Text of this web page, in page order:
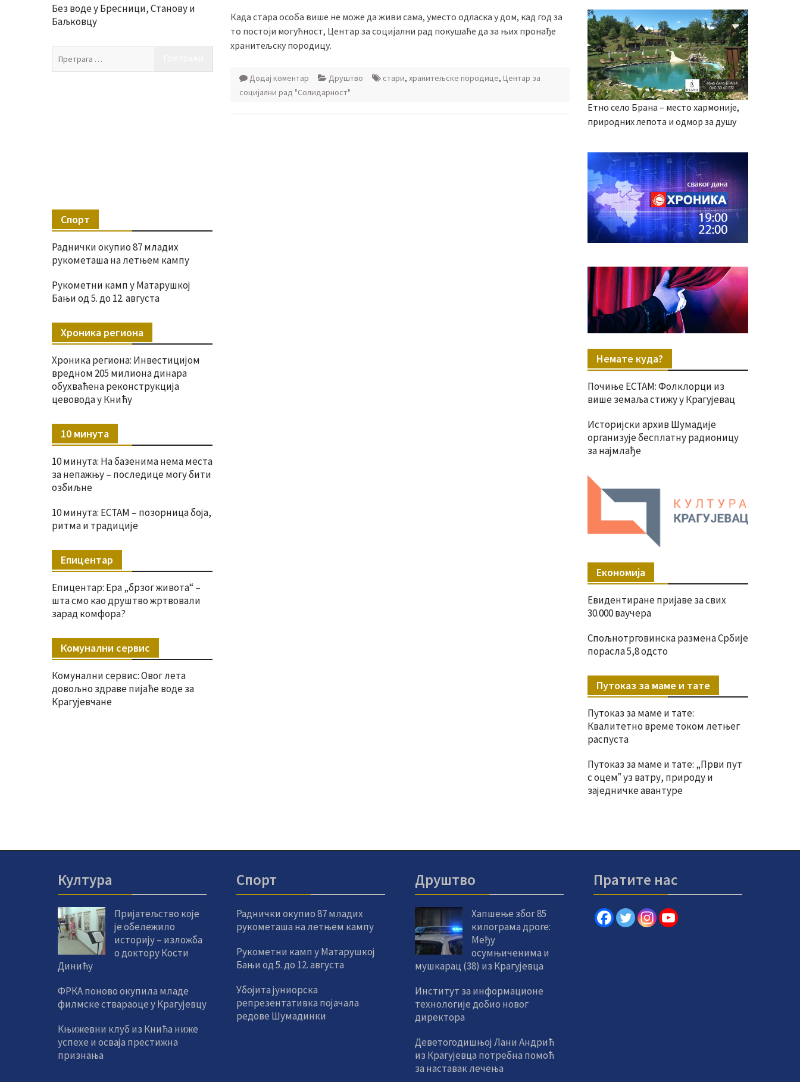
Када стара особа више не може да живи сама, уместо одласка у дом, кад год за
то постоји могућност, Центар за социјални рад покушаће да за њих пронађе
хранитељску породицу.
Додај коментар Друштво стари, хранитељске породице, Центар за
социјални рад "Солидарност"
Етно село Брана – место хармоније,
природних лепота и одмор за душу
Немате куда?
Почиње ЕСТАМ: Фолклорци из
више земаља стижу у Крагујевац
Историјски архив Шумадије
организује бесплатну радионицу
за најмлађе
Економија
Евидентиране пријаве за свих
30.000 ваучера
Спољнотрговинска размена Србије
порасла 5,8 одсто
Путоказ за маме и тате
Путоказ за маме и тате:
Квалитетно време током летњег
распуста
Путоказ за маме и тате: „Први пут
с оцемˮ уз ватру, природу и
заједничке авантуре
Без воде у Бресници, Станову и
Баљковцу
Претрага
Спорт
Раднички окупио 87 младих
рукометаша на летњем кампу
Рукометни камп у Матарушкој
Бањи од 5. до 12. августа
Хроника региона
Хроника региона: Инвестицијом
вредном 205 милиона динара
обухваћена реконструкција
цевовода у Книћу
10 минута
10 минута: На базенима нема места
за непажњу – последице могу бити
озбиљне
10 минута: ЕСТАМ – позорница боја,
ритма и традиције
Епицентар
Епицентар: Ера „брзог живота“ –
шта смо као друштво жртвовали
зарад комфора?
Комунални сервис
Комунални сервис: Овог лета
довољно здраве пијаће воде за
Крагујевчане
Култура
Пријатељство које
је обележило
историју – изложба
о доктору Кости
Динићу
ФРКА поново окупила младе
филмске ствараоце у Крагујевцу
Књижевни клуб из Кнића ниже
успехе и осваја престижна
признања
Спорт
Раднички окупио 87 младих
рукометаша на летњем кампу
Рукометни камп у Матарушкој
Бањи од 5. до 12. августа
Убојита јуниорска
репрезентативка појачала
редове Шумадинки
Друштво
Хапшење због 85
килограма дроге:
Међу
осумњиченима и
мушкарац (38) из Крагујевца
Институт за информационе
технологије добио новог
директора
Деветогодишњој Лани Андрић
из Крагујевца потребна помоћ
за наставак лечења
Пратите нас